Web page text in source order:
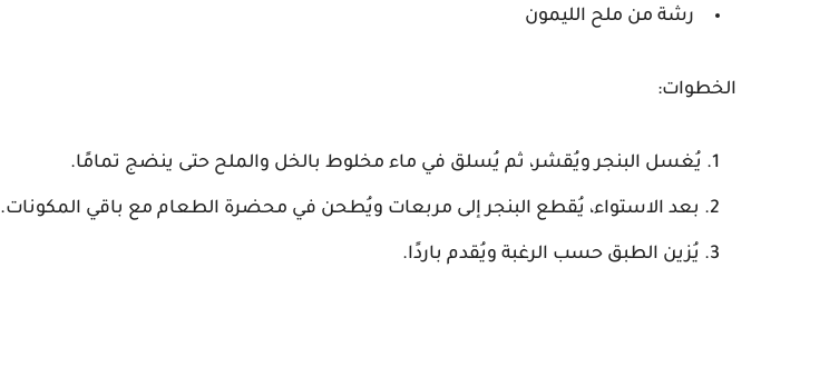
رشة من ملح الليمون
الخطوات:
يُغسل البنجر ويُقشر، ثم يُسلق في ماء مخلوط بالخل والملح حتى ينضج تمامًا.
بعد الاستواء، يُقطع البنجر إلى مربعات ويُطحن في محضرة الطعام مع باقي المكونات.
يُزين الطبق حسب الرغبة ويُقدم باردًا.